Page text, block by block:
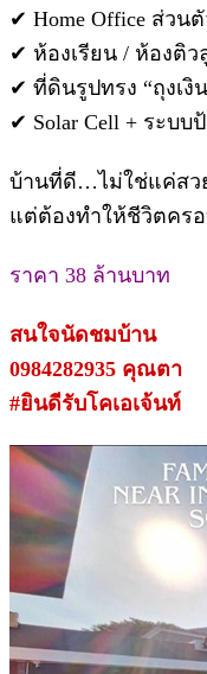
✔ Home Office ส่วน
✔ ห้องเรียน / ห้องติว
✔ ที่ดินรูปทรง “ถุงเงิ
✔ Solar Cell + ระบบ
บ้านที่ดี…ไม่ใช่แค่สว
แต่ต้องทำให้ชีวิตคร
ราคา 38 ล้านบาท
สนใจนัดชมบ้าน
0984282935 คุณตา
#ยินดีรับโคเอเจ้นท์